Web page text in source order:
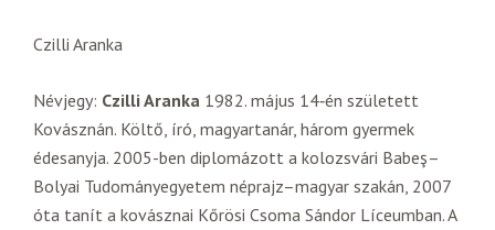
Czilli Aranka
Névjegy: Czilli Aranka 1982. május 14‑én született
Kovásznán. Költő, író, magyartanár, három gyermek
édesanyja. 2005-ben diplomázott a kolozsvári Babeş–
Bolyai Tudományegyetem néprajz–magyar szakán, 2007
óta tanít a kovásznai Kőrösi Csoma Sándor Líceumban. A